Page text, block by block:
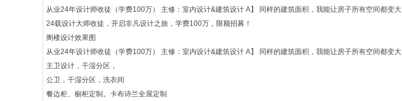
从业24年设计师收徒（学费100万） 主修：室内设计&建筑设计 A】 同样的建筑面积，我能让房子所有空间都变大
24载设计大师收徒，开启非凡设计之旅，学费100万，限额招募！
阁楼设计效果图
从业24年设计师收徒（学费100万） 主修：室内设计&建筑设计 A】 同样的建筑面积，我能让房子所有空间都变大
主卫设计，干湿分区，
公卫，干湿分区，洗衣间
餐边柜、橱柜定制。卡布诗兰全屋定制